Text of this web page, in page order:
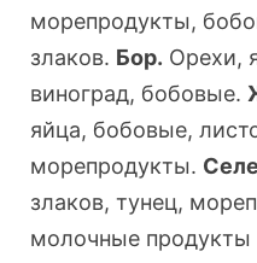
морепродукты,
злаков. Бор. Орехи,
виноград, бобовые.
яйца, бобовые,
морепродукты.
злаков, тунец,
молочные продукты